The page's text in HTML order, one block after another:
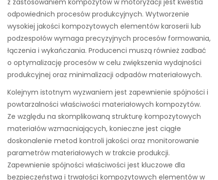
z zastosowaniem kompozytów w motoryzacji jest kwestia
odpowiednich procesów produkcyjnych. Wytworzenie
wysokiej jakości kompozytowych elementów karoserii lub
podzespołów wymaga precyzyjnych procesów formowania,
łączenia i wykańczania. Producenci muszą również zadbać
o optymalizację procesów w celu zwiększenia wydajności
produkcyjnej oraz minimalizacji odpadów materiałowych.
Kolejnym istotnym wyzwaniem jest zapewnienie spójności i
powtarzalności właściwości materiałowych kompozytów.
Ze względu na skomplikowaną strukturę kompozytowych
materiałów wzmacniających, konieczne jest ciągłe
doskonalenie metod kontroli jakości oraz monitorowanie
parametrów materiałowych w trakcie produkcji.
Zapewnienie spójności właściwości jest kluczowe dla
bezpieczeństwa i trwałości kompozytowych elementów w